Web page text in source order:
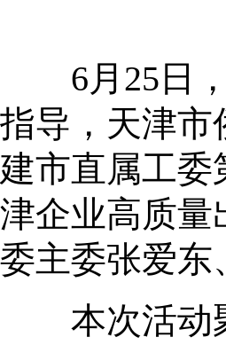
6月25日，
指导，天津市
建市直属工
津企业高质量
委主委张爱东
本次活动聚